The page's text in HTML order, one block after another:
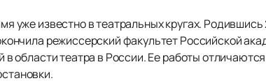
уже известно в театральных кругах. Родившись
режиссерский факультет Российской
области театра в России. Ее работы